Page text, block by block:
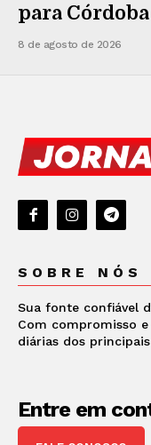
para Córdoba
8 de agosto de 2026
SOBRE NÓS
Sua fonte confiável
Com compromisso
diárias dos
Entre em